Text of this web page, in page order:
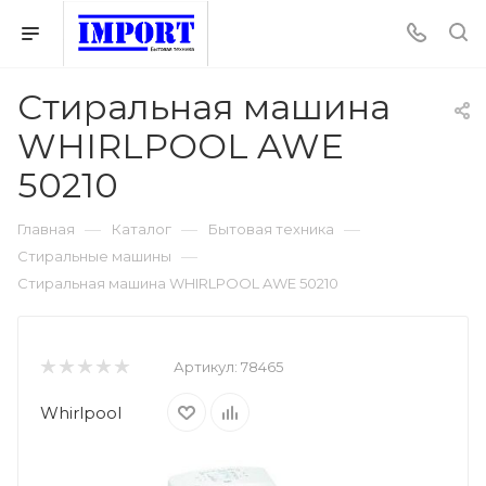
Стиральная машина
WHIRLPOOL AWE
50210
Главная — Каталог — Бытовая техника —
Стиральные машины —
Стиральная машина WHIRLPOOL AWE 50210
Артикул: 78465
Whirlpool